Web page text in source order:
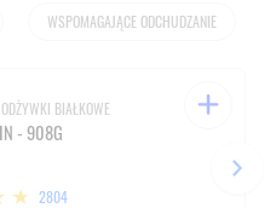
WSPOMAGAJĄCE ODCHUDZANIE
BIAŁKOWE
- 908G
2804